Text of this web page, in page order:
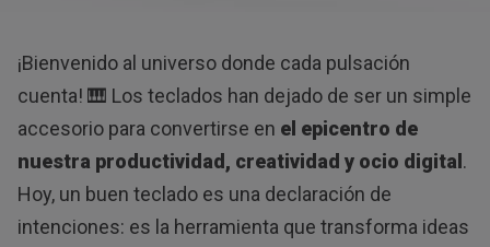
¡Bienvenido al universo donde cada pulsación
cuenta! 🎹 Los teclados han dejado de ser un simple
accesorio para convertirse en el epicentro de
nuestra productividad, creatividad y ocio digital .
Hoy, un buen teclado es una declaración de
intenciones: es la herramienta que transforma ideas